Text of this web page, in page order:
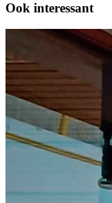
Ook interessant